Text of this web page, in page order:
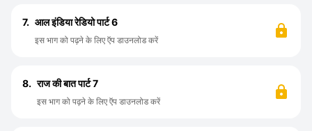
7. आल इंडिया रेडियो पार्ट 6
इस भाग को पढ़ने के लिए ऍप डाउनलोड करें
8. राज की बात पार्ट 7
इस भाग को पढ़ने के लिए ऍप डाउनलोड करें